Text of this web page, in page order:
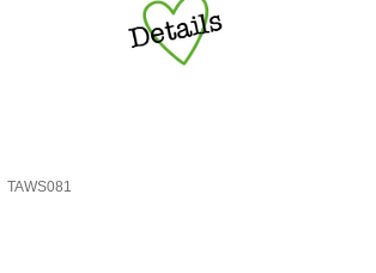
TAWS081